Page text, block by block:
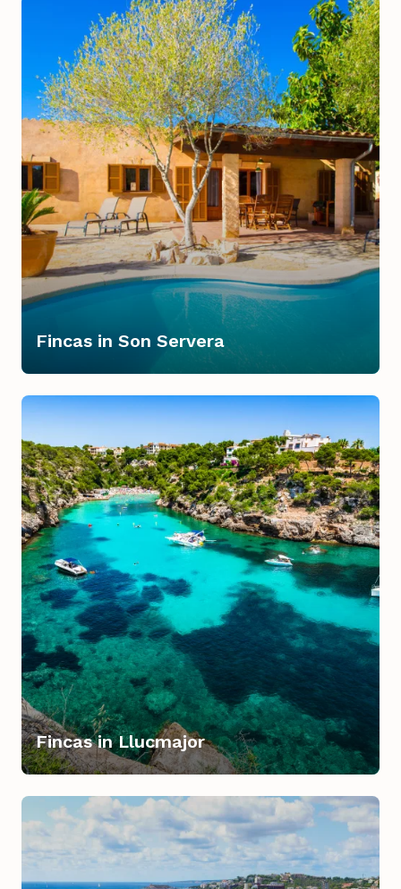
Fincas in Son Servera
Fincas in Llucmajor